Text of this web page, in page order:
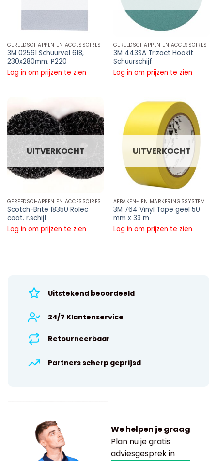
GEREEDSCHAPPEN EN ACCESSOIRES
3M 02561 Schuurvel 618,
230x280mm, P220
Log in om prijzen te zien
GEREEDSCHAPPEN EN ACCESSOIRES
3M 443SA Trizact Hookit
Schuurschijf
Log in om prijzen te zien
UITVERKOCHT
GEREEDSCHAPPEN EN ACCESSOIRES
Scotch-Brite 18350 Rolec
coat. r.schijf
Log in om prijzen te zien
UITVERKOCHT
AFBAKEN- EN MARKERINGSSYSTEMEN
3M 764 Vinyl Tape geel 50
mm x 33 m
Log in om prijzen te zien
We helpen je graag
Plan nu je gratis
adviesgesprek in
Uitstekend beoordeeld
24/7 Klantenservice
Retourneerbaar
Partners scherp geprijsd